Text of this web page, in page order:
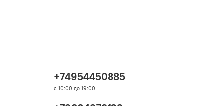
+74954450885
с 10:00 до 19:00